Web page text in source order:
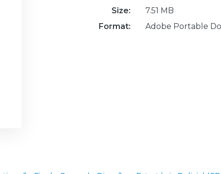
Size:
7.51 MB
Format:
Adobe Portable